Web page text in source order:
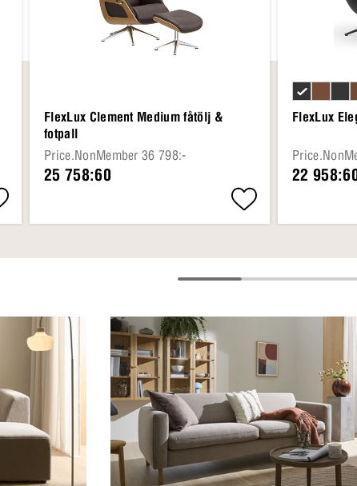
FlexLux Clement Medium fåtölj &
fotpall
Price.NonMember 36 798:-
25 758:60
FlexLux
22